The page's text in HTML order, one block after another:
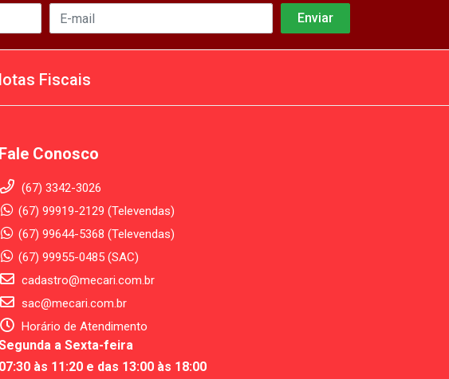
Fiscais
Fale Conosco
(67) 3342-3026
(67) 99919-2129 (Televendas)
(67) 99644-5368 (Televendas)
(67) 99955-0485 (SAC)
cadastro@mecari.com.br
sac@mecari.com.br
Horário de Atendimento
a Sexta-feira
07:30 às 11:20 e das 13:00 às 18:00